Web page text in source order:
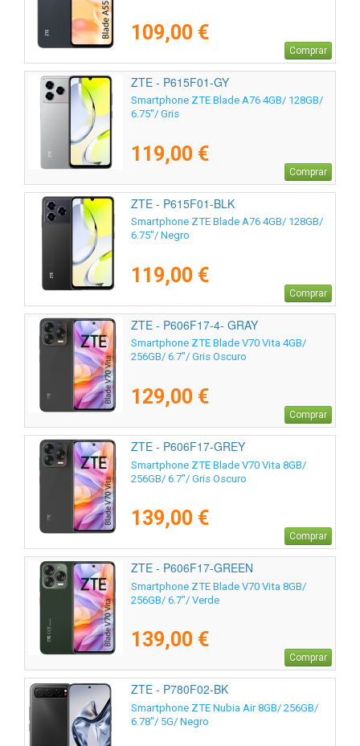
109,00 €
Comprar
ZTE - P615F01-GY
Smartphone ZTE Blade A76 4GB/ 128GB/
6.75"/ Gris
119,00 €
Comprar
ZTE - P615F01-BLK
Smartphone ZTE Blade A76 4GB/ 128GB/
6.75"/ Negro
119,00 €
Comprar
ZTE - P606F17-4- GRAY
Smartphone ZTE Blade V70 Vita 4GB/
256GB/ 6.7"/ Gris Oscuro
129,00 €
Comprar
ZTE - P606F17-GREY
Smartphone ZTE Blade V70 Vita 8GB/
256GB/ 6.7"/ Gris Oscuro
139,00 €
Comprar
ZTE - P606F17-GREEN
Smartphone ZTE Blade V70 Vita 8GB/
256GB/ 6.7"/ Verde
139,00 €
Comprar
ZTE - P780F02-BK
Smartphone ZTE Nubia Air 8GB/ 256GB/
6.78"/ 5G/ Negro